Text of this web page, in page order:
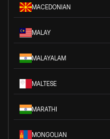
MACEDONIAN
MALAY
MALAYALAM
MALTESE
MARATHI
MONGOLIAN